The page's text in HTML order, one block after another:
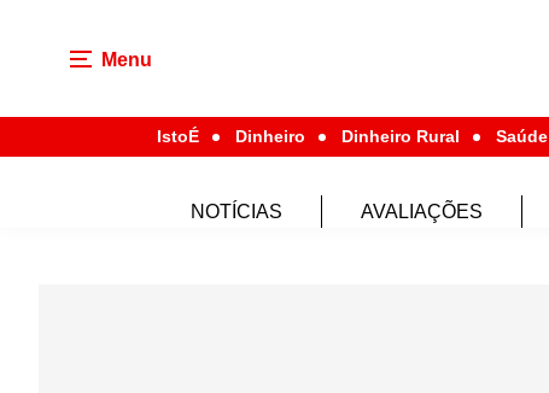
Menu
IstoÉ Dinheiro Dinheiro Rural Saúde
NOTÍCIAS AVALIAÇÕES